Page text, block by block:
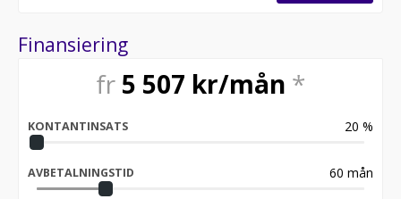
Finansiering
fr 5 507 kr/mån *
KONTANTINSATS 20 %
AVBETALNINGSTID 60 mån